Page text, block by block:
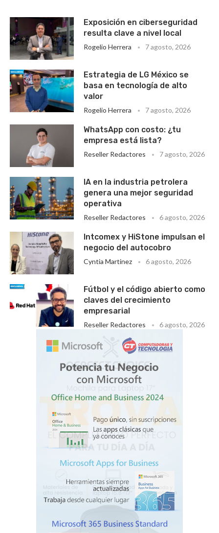
Exposición en ciberseguridad
resulta clave a nivel local
Rogelio Herrera 7 agosto, 2026
Estrategia de LG México se
basa en tecnología de alto
valor
Rogelio Herrera 7 agosto, 2026
WhatsApp con costo: ¿tu
empresa está lista?
Reseller Redactores 7 agosto, 2026
IA en la industria petrolera
genera una mejor seguridad
operativa
Reseller Redactores 6 agosto, 2026
Intcomex y HiStone impulsan el
negocio del autocobro
Cyntia Martinez 6 agosto, 2026
Fútbol y el código abierto como
claves del crecimiento
empresarial
Reseller Redactores 6 agosto, 2026